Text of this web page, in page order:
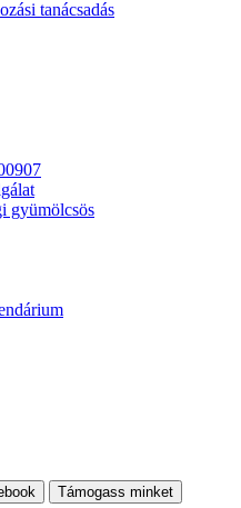
tanácsadás
gyümölcsös
Támogass minket